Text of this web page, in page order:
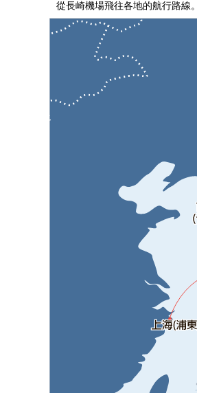
從長崎機場飛往各地的航行路線。